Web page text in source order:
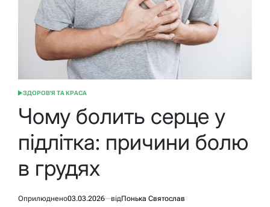
ОПУБЛІКУВАТИ
ЗДОРОВ'Я ТА КРАСА
Чому болить серце у
підлітка: причини болю
в грудях
Оприлюднено03.03.2026 відПонька Святослав